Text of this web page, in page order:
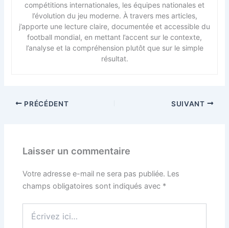
compétitions internationales, les équipes nationales et
l’évolution du jeu moderne. À travers mes articles,
j’apporte une lecture claire, documentée et accessible du
football mondial, en mettant l’accent sur le contexte,
l’analyse et la compréhension plutôt que sur le simple
résultat.
PRÉCÉDENT SUIVANT
Laisser un commentaire
Votre adresse e-mail ne sera pas publiée. Les
champs obligatoires sont indiqués avec *
ici…